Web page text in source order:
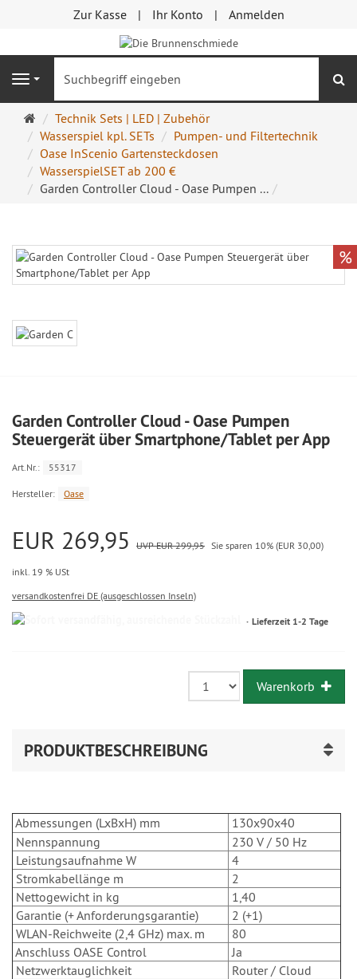
Zur Kasse Ihr Konto Anmelden
Navigation
Startseite
Technik Sets | LED | Zubehör
Wasserspiel kpl. SETs
Pumpen- und Filtertechnik
Oase InScenio Gartensteckdosen
WasserspielSET ab 200 €
Garden Controller Cloud - Oase Pumpen ...
%
Garden Controller Cloud - Oase Pumpen
Steuergerät über Smartphone/Tablet per App
Art.Nr.: 55317
Hersteller: Oase
EUR 269,95 UVP EUR 299,95 Sie sparen 10% (EUR 30,00)
inkl. 19 % USt
versandkostenfrei DE (ausgeschlossen Inseln)
Lieferzeit 1-2 Tage
Warenkorb
PRODUKTBESCHREIBUNG
Abmessungen (LxBxH) mm
130x90x40
Nennspannung
230 V / 50 Hz
Leistungsaufnahme W
4
Stromkabellänge m
2
Nettogewicht in kg
1,40
Garantie (+ Anforderungsgarantie)
2 (+1)
WLAN-Reichweite (2,4 GHz) max. m
80
Anschluss OASE Control
Ja
Netzwerktauglichkeit
Router / Cloud